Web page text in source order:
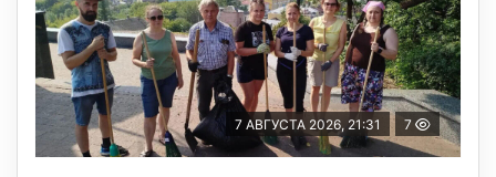
7 АВГУСТА 2026, 21:31 7